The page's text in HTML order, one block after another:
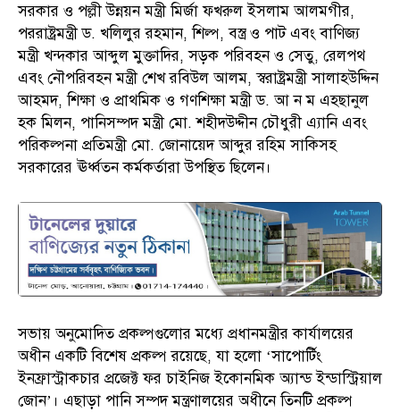
সরকার ও পল্লী উন্নয়ন মন্ত্রী মির্জা ফখরুল ইসলাম আলমগীর,
পররাষ্ট্রমন্ত্রী ড. খলিলুর রহমান, শিল্প, বস্ত্র ও পাট এবং বাণিজ্য
মন্ত্রী খন্দকার আব্দুল মুক্তাদির, সড়ক পরিবহন ও সেতু, রেলপথ
এবং নৌপরিবহন মন্ত্রী শেখ রবিউল আলম, স্বরাষ্ট্রমন্ত্রী সালাহউদ্দিন
আহমদ, শিক্ষা ও প্রাথমিক ও গণশিক্ষা মন্ত্রী ড. আ ন ম এহছানুল
হক মিলন, পানিসম্পদ মন্ত্রী মো. শহীদউদ্দীন চৌধুরী এ্যানি এবং
পরিকল্পনা প্রতিমন্ত্রী মো. জোনায়েদ আব্দুর রহিম সাকিসহ
সরকারের ঊর্ধ্বতন কর্মকর্তারা উপস্থিত ছিলেন।
সভায় অনুমোদিত প্রকল্পগুলোর মধ্যে প্রধানমন্ত্রীর কার্যালয়ের
অধীন একটি বিশেষ প্রকল্প রয়েছে, যা হলো ‘সাপোর্টিং
ইনফ্রাস্ট্রাকচার প্রজেক্ট ফর চাইনিজ ইকোনমিক অ্যান্ড ইন্ডাস্ট্রিয়াল
জোন’। এছাড়া পানি সম্পদ মন্ত্রণালয়ের অধীনে তিনটি প্রকল্প